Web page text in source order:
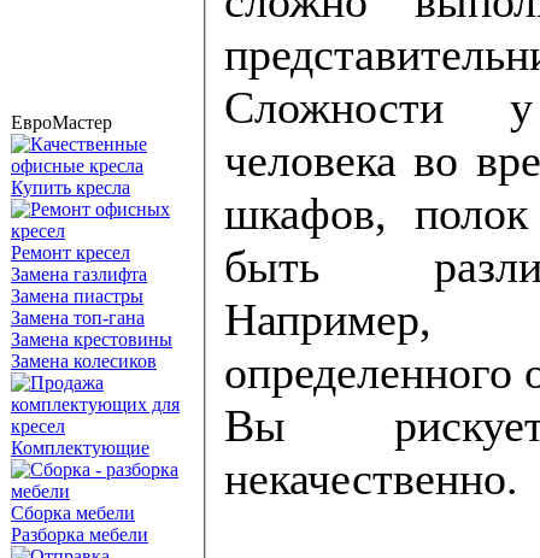
ЕвроМастер
Купить кресла
Ремонт кресел
Замена газлифта
Замена пиастры
Замена топ-гана
Замена крестовины
Замена колесиков
Комплектующие
Сборка мебели
Разборка мебели
Сложности у
человека во
шкафов,
быть
Например,
определенного
Вы
некачественно.